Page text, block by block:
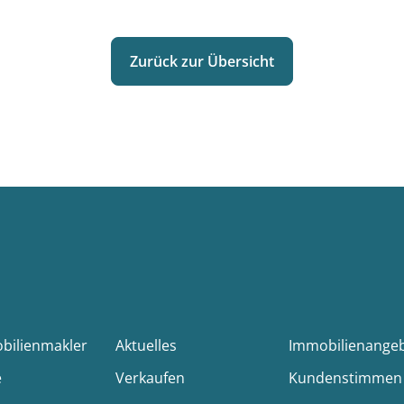
Zurück zur Übersicht
Aktuelles
Verkaufen
Kundenstimmen